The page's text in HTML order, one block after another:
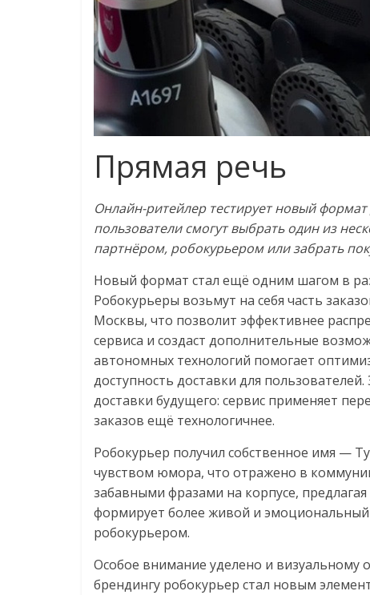
Прямая речь
Онлайн-ритейлер тестирует новый
пользователи смогут выбрать один из
партнёром, робокурьером или забрать
Новый формат стал ещё одним шагом в
Робокурьеры возьмут на себя часть
Москвы, что позволит эффективнее
сервиса и создаст дополнительные
автономных технологий помогает
доступность доставки для
доставки будущего: сервис применяет
заказов ещё технологичнее.
Робокурьер получил собственное имя —
чувством юмора, что отражено в
забавными фразами на корпусе,
формирует более живой и
робокурьером.
Особое внимание уделено и визуальному
брендингу робокурьер стал новым